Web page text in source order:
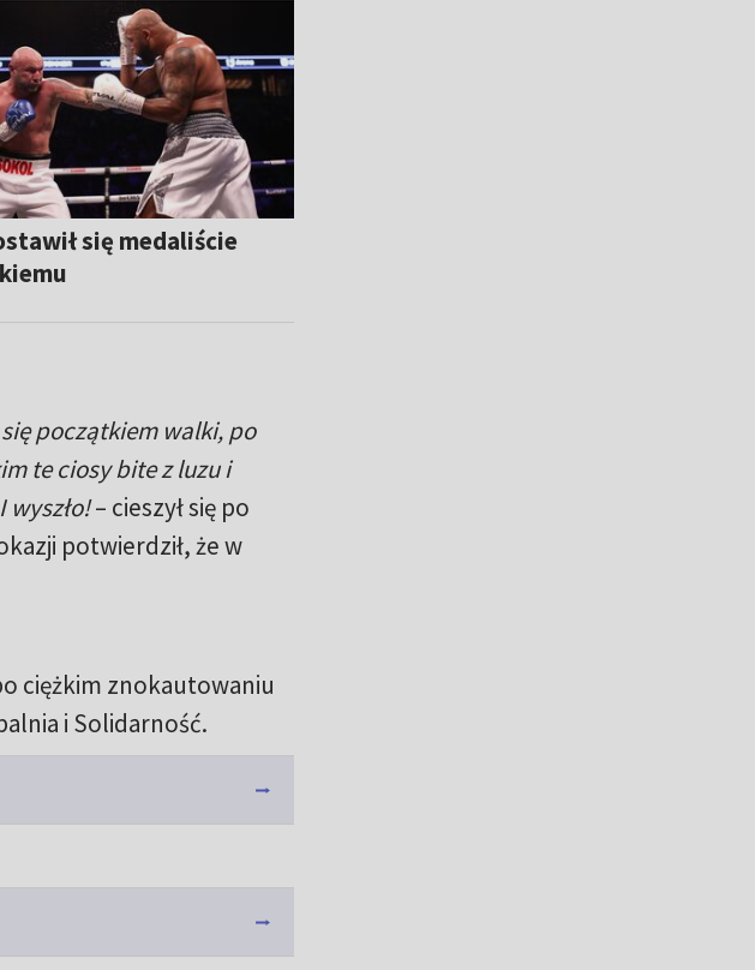
się medaliście
początkiem walki, po
te ciosy bite z luzu i
wyszło!– cieszył się po
potwierdził, że w
ciężkim znokautowaniu
i Solidarność.